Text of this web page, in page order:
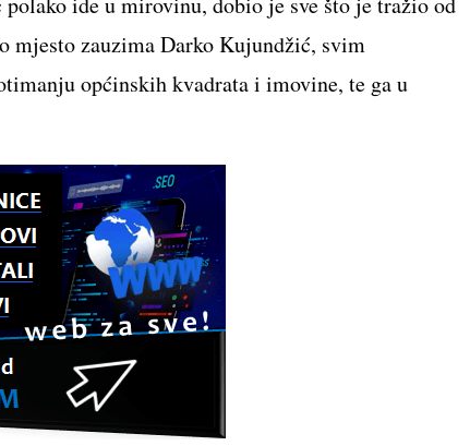
mjesto zauzima Darko Kujundžić, svim
općinskih kvadrata i imovine, te ga u